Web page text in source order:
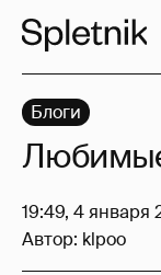
Блоги
19:49, 4 января
Автор: klpoo